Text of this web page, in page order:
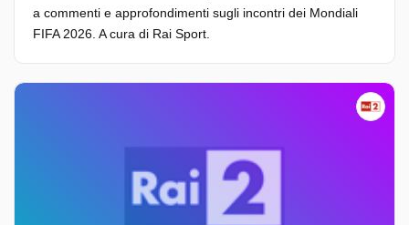
a commenti e approfondimenti sugli incontri dei Mondiali
FIFA 2026. A cura di Rai Sport.